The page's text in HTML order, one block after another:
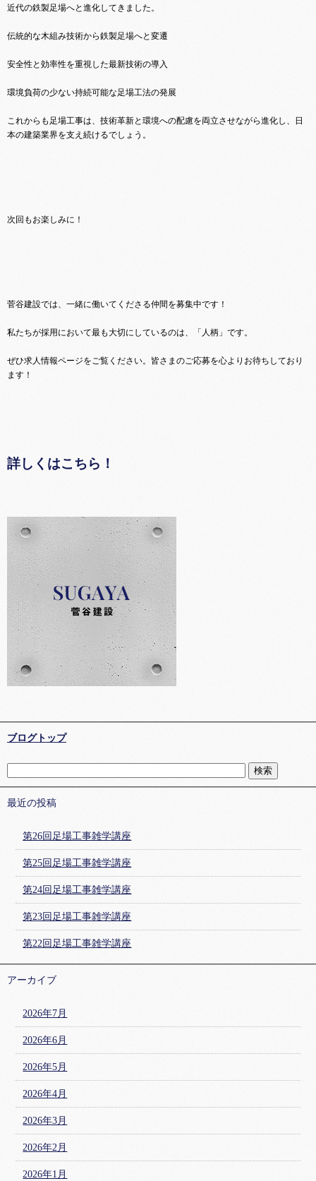
近代の鉄製足場へと進化してきました。
伝統的な木組み技術から鉄製足場へと変遷
安全性と効率性を重視した最新技術の導入
環境負荷の少ない持続可能な足場工法の発展
これからも足場工事は、技術革新と環境への配慮を両立させながら進化し、日
本の建築業界を支え続けるでしょう。
次回もお楽しみに！
菅谷建設では、一緒に働いてくださる仲間を募集中です！
私たちが採用において最も大切にしているのは、「人柄」です。
ぜひ求人情報ページをご覧ください。皆さまのご応募を心よりお待ちしており
ます！
詳しくはこちら！
ブログトップ
最近の投稿
第26回足場工事雑学講座
第25回足場工事雑学講座
第24回足場工事雑学講座
第23回足場工事雑学講座
第22回足場工事雑学講座
アーカイブ
2026年7月
2026年6月
2026年5月
2026年4月
2026年3月
2026年2月
2026年1月